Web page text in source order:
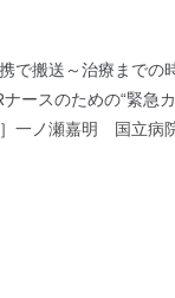
で搬送～治療までの
ースのための“緊急
］一ノ瀬嘉明 国立病